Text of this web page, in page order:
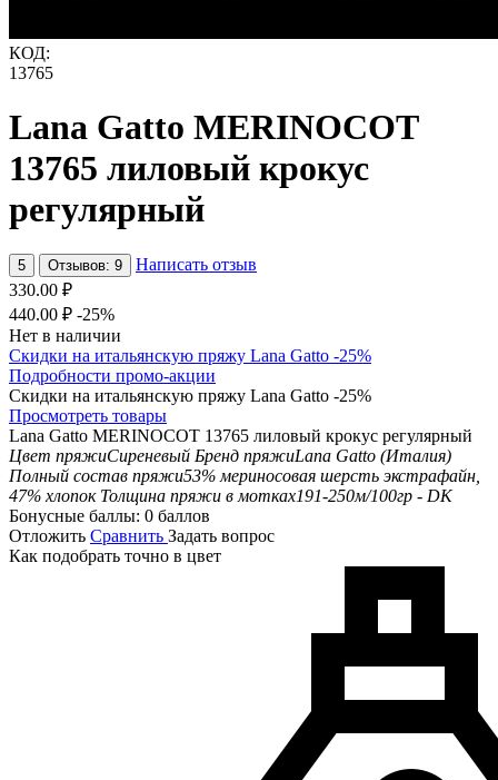
КОД:
13765
Lana Gatto MERINOCOT
13765 лиловый крокус
регулярный
5 Отзывов: 9
Написать отзыв
330.00 ₽
440.00 ₽ -25%
Нет в наличии
Скидки на итальянскую пряжу Lana Gatto -25%
Подробности промо-акции
Скидки на итальянскую пряжу Lana Gatto -25%
Просмотреть товары
Lana Gatto MERINOCOT 13765 лиловый крокус регулярный
Цвет пряжиСиреневый Бренд пряжиLana Gatto (Италия)
Полный состав пряжи53% мериносовая шерсть экстрафайн,
47% хлопок Толщина пряжи в мотках191-250м/100гр - DK
Бонусные баллы: 0 баллов
Отложить Сравнить Задать вопрос
Как подобрать точно в цвет